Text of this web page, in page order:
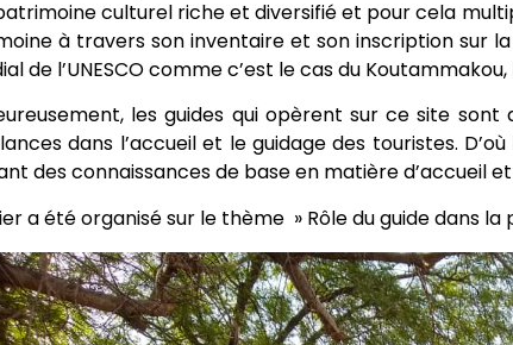
culturel riche et diversifié et pour cela
à travers son inventaire et son inscription sur
de l’UNESCO comme c’est le cas du
les guides qui opèrent sur ce site
dans l’accueil et le guidage des touristes.
des connaissances de base en matière d’accueil
a été organisé sur le thème » Rôle du guide dans la